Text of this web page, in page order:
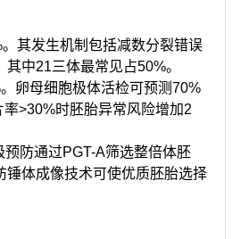
其发生机制包括减数分裂错误
中21三体最常见占50%。
卵母细胞极体活检可预测70%
>30%时胚胎异常风险增加2
防通过PGT-A筛选整倍体胚
锤体成像技术可使优质胚胎选择